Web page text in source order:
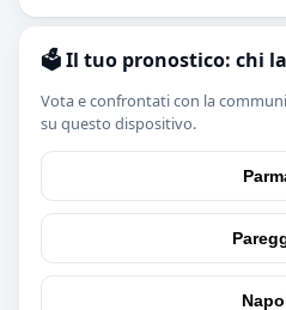
🗳️ Il tuo pronostico: chi
Vota e confrontati con la
su questo dispositivo.